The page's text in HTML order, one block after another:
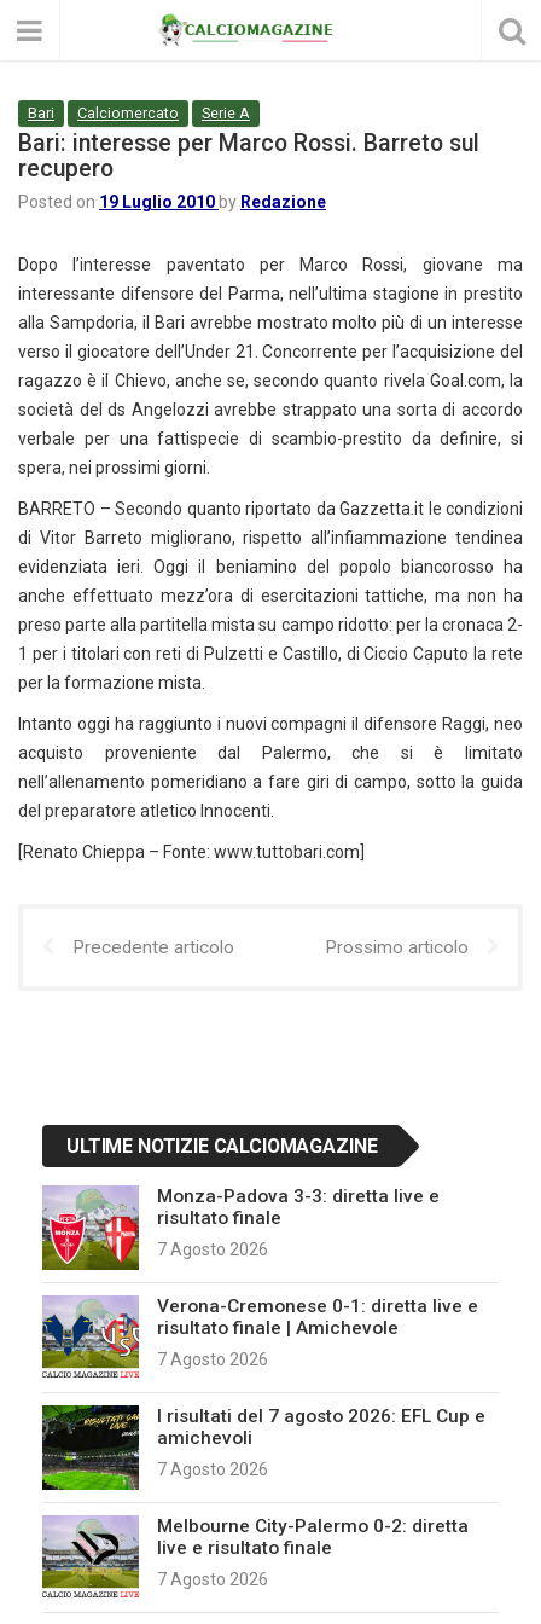
Bari Calciomercato Serie A
Bari: interesse per Marco Rossi. Barreto sul
recupero
Posted on 19 Luglio 2010 by Redazione
Dopo l’interesse paventato per Marco Rossi, giovane ma
interessante difensore del Parma, nell’ultima stagione in prestito
alla Sampdoria, il Bari avrebbe mostrato molto più di un interesse
verso il giocatore dell’Under 21. Concorrente per l’acquisizione del
ragazzo è il Chievo, anche se, secondo quanto rivela Goal.com, la
società del ds Angelozzi avrebbe strappato una sorta di accordo
verbale per una fattispecie di scambio-prestito da definire, si
spera, nei prossimi giorni.
BARRETO – Secondo quanto riportato da Gazzetta.it le condizioni
di Vitor Barreto migliorano, rispetto all’infiammazione tendinea
evidenziata ieri. Oggi il beniamino del popolo biancorosso ha
anche effettuato mezz’ora di esercitazioni tattiche, ma non ha
preso parte alla partitella mista su campo ridotto: per la cronaca 2-
1 per i titolari con reti di Pulzetti e Castillo, di Ciccio Caputo la rete
per la formazione mista.
Intanto oggi ha raggiunto i nuovi compagni il difensore Raggi, neo
acquisto proveniente dal Palermo, che si è limitato
nell’allenamento pomeridiano a fare giri di campo, sotto la guida
del preparatore atletico Innocenti.
[Renato Chieppa – Fonte: www.tuttobari.com]
Precedente articolo Prossimo articolo
ULTIME NOTIZIE CALCIOMAGAZINE
Monza-Padova 3-3: diretta live e
risultato finale
7 Agosto 2026
Verona-Cremonese 0-1: diretta live e
risultato finale | Amichevole
7 Agosto 2026
I risultati del 7 agosto 2026: EFL Cup e
amichevoli
7 Agosto 2026
Melbourne City-Palermo 0-2: diretta
live e risultato finale
7 Agosto 2026